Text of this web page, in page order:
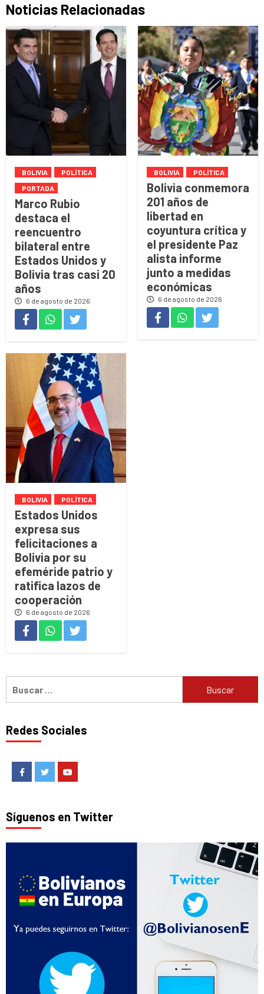
Noticias Relacionadas
BOLIVIA
POLÍTICA
PORTADA
Marco Rubio
destaca el
reencuentro
bilateral entre
Estados Unidos y
Bolivia tras casi 20
años
6 de agosto de 2026
BOLIVIA POLÍTICA
Bolivia conmemora
201 años de
libertad en
coyuntura crítica y
el presidente Paz
alista informe
junto a medidas
económicas
6 de agosto de 2026
BOLIVIA POLÍTICA
Estados Unidos
expresa sus
felicitaciones a
Bolivia por su
efeméride patrio y
ratifica lazos de
cooperación
6 de agosto de 2026
Redes Sociales
FacebookTwitter
Síguenos en Twitter